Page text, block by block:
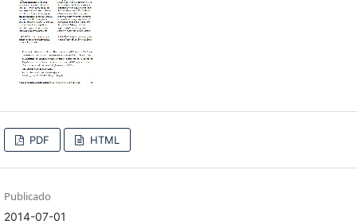
PDF HTML
Publicado
2014-07-01